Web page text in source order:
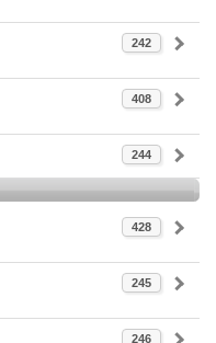
242
408
244
428
245
246